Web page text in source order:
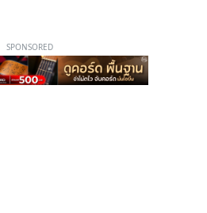
SPONSORED